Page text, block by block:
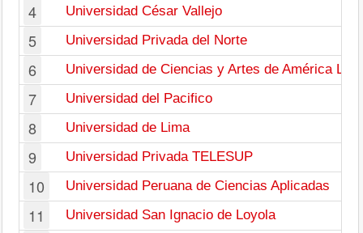
4 Universidad César Vallejo
5 Universidad Privada del Norte
6 Universidad de Ciencias y Artes de América
7 Universidad del Pacifico
8 Universidad de Lima
9 Universidad Privada TELESUP
10 Universidad Peruana de Ciencias Aplicadas
11 Universidad San Ignacio de Loyola